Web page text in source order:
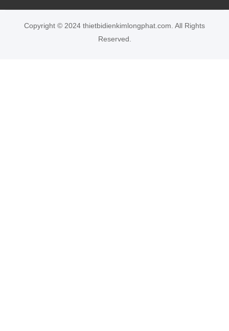
Copyright © 2024 thietbidienkimlongphat.com. All Rights
Reserved.